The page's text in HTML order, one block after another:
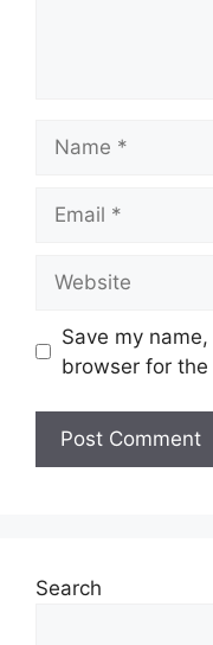
Save my
browser for
Search